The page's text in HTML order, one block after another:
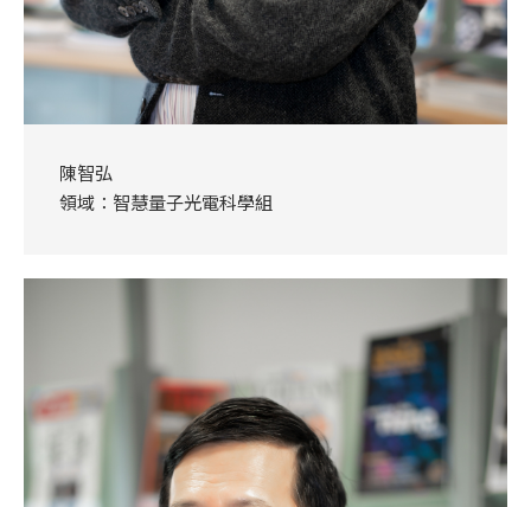
陳智弘
領域：智慧量子光電科學組